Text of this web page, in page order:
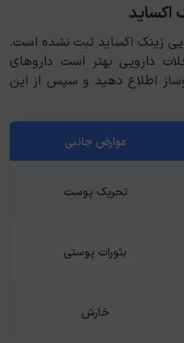
اکساید
زینک اکساید ثبت نشده است.
دارویی بهتر است داروهای
اطلاع دهید و سپس از این
عوارض جانبی
تحریک پوست
بثورات پوستی
خارش